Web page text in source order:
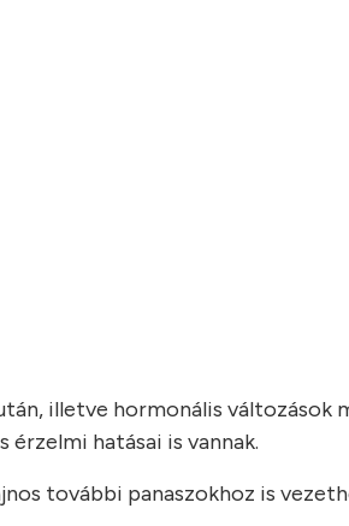
után, illetve hormonális változások
hatásai is vannak.
további panaszokhoz is